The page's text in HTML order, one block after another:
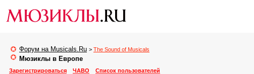
Форум на Musicals.Ru > The Sound of Musicals
Мюзиклы в Европе
Зарегистрироваться
ЧАВО Список пользователей